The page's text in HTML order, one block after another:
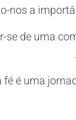
nos a
se de uma
fé é uma